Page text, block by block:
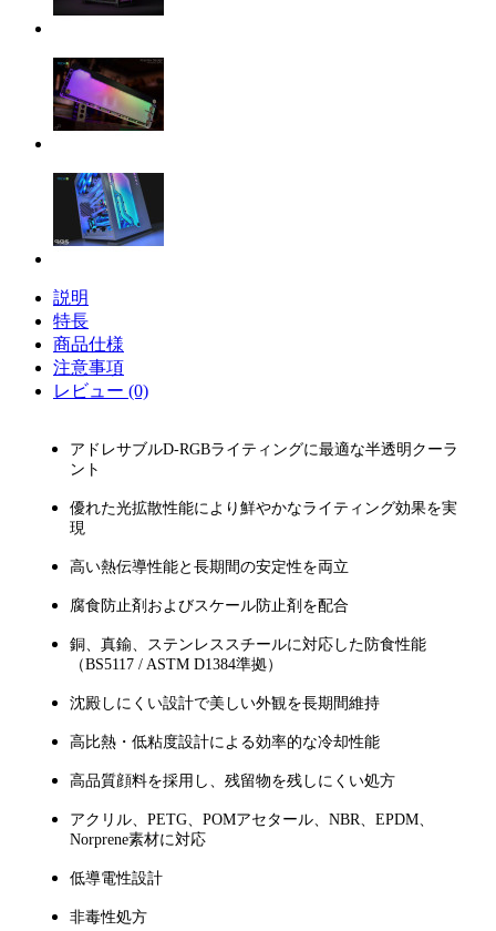
説明
特長
商品仕様
注意事項
レビュー (0)
アドレサブルD-RGBライティングに最適な半透明クーラ
ント
優れた光拡散性能により鮮やかなライティング効果を実
現
高い熱伝導性能と長期間の安定性を両立
腐食防止剤およびスケール防止剤を配合
銅、真鍮、ステンレススチールに対応した防食性能
（BS5117 / ASTM D1384準拠）
沈殿しにくい設計で美しい外観を長期間維持
高比熱・低粘度設計による効率的な冷却性能
高品質顔料を採用し、残留物を残しにくい処方
アクリル、PETG、POMアセタール、NBR、EPDM、
Norprene素材に対応
低導電性設計
非毒性処方